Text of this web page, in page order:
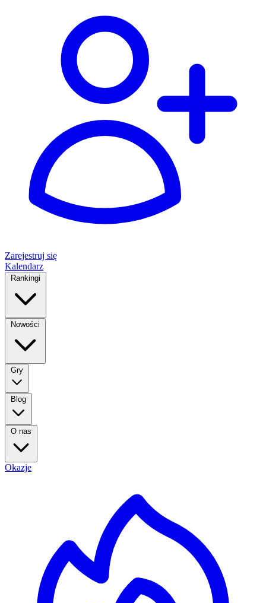
Zarejestruj się
Kalendarz
Rankingi
Nowości
Gry
Blog
O nas
Okazje